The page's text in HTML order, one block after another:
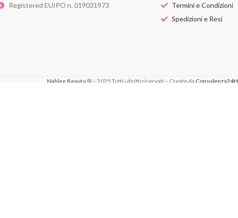
Registered EUIPO n. 019031973
Termini e Condizioni
Spedizioni e Resi
Nahlee Beauty® – 2025 Tutti i diritti riservati – Creato da Consulenza24H